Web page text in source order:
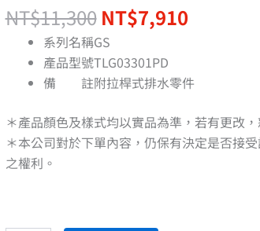
NT$11,300 NT$7,910
系列名稱GS
產品型號TLG03301PD
備 註附拉桿式排水零件
＊產品顏色及樣式均以實品為準，若有更改
＊本公司對於下單內容，仍保有決定是否接
之權利。
選
四